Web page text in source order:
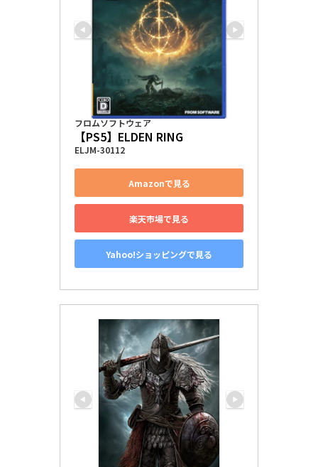
フロムソフトウェア
【PS5】ELDEN RING
ELJM-30112
Amazonで見る
楽天市場で見る
Yahoo!ショッピングで見る